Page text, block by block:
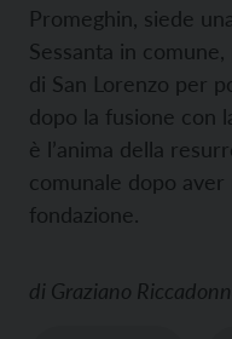
Promeghin, siede
Sessanta in
di San Lorenzo per
dopo la fusione con
è l’anima della
comunale dopo aver
fondazione.
di Graziano